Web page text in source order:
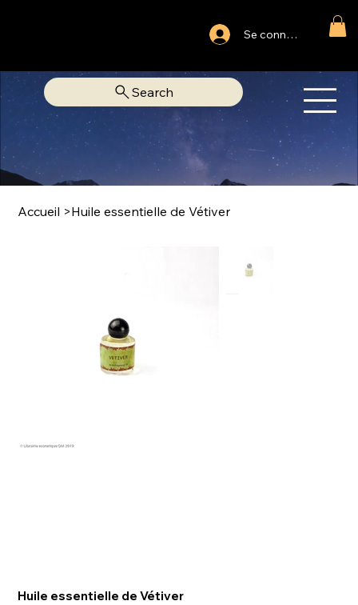
Se connecter
Accueil >Huile essentielle de Vétiver
Huile essentielle de Vétiver
LIBRAIRIE SPIRITUELLESearch